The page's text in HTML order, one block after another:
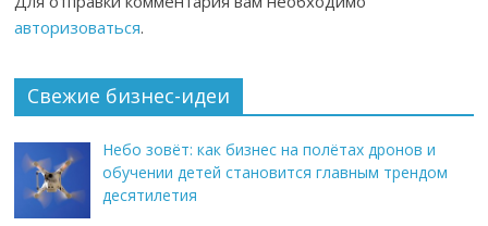
авторизоваться.
Свежие бизнес-идеи
Небо зовёт: как бизнес на полётах дронов и
обучении детей становится главным трендом
десятилетия